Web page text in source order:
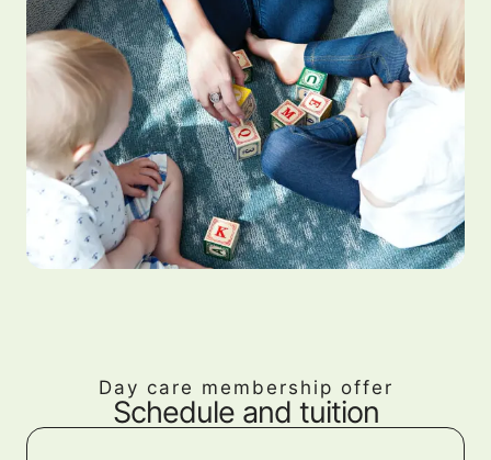
Day care membership offer
Schedule and tuition